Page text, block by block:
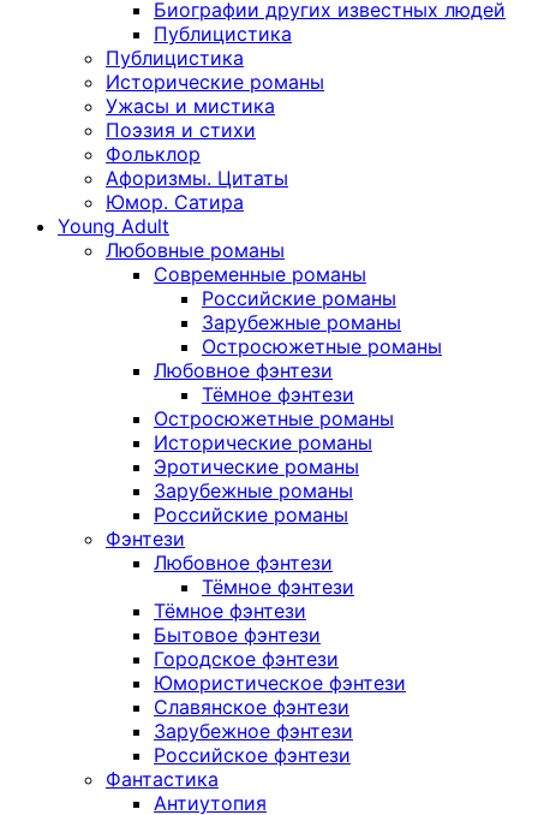
Биографии других известных людей
Публицистика
Публицистика
Исторические романы
Ужасы и мистика
Поэзия и стихи
Фольклор
Афоризмы. Цитаты
Юмор. Сатира
Young Adult
Любовные романы
Современные романы
Российские романы
Зарубежные романы
Остросюжетные романы
Любовное фэнтези
Тёмное фэнтези
Остросюжетные романы
Исторические романы
Эротические романы
Зарубежные романы
Российские романы
Фэнтези
Любовное фэнтези
Тёмное фэнтези
Тёмное фэнтези
Бытовое фэнтези
Городское фэнтези
Юмористическое фэнтези
Славянское фэнтези
Зарубежное фэнтези
Российское фэнтези
Фантастика
Антиутопия